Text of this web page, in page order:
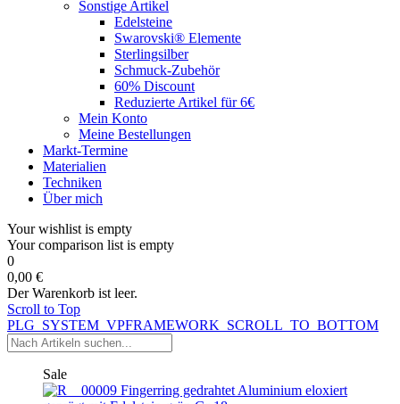
Sonstige Artikel
Edelsteine
Swarovski® Elemente
Sterlingsilber
Schmuck-Zubehör
60% Discount
Reduzierte Artikel für 6€
Mein Konto
Meine Bestellungen
Markt-Termine
Materialien
Techniken
Über mich
Your wishlist is empty
Your comparison list is empty
0
0,00 €
Der Warenkorb ist leer.
Scroll to Top
PLG_SYSTEM_VPFRAMEWORK_SCROLL_TO_BOTTOM
Sale